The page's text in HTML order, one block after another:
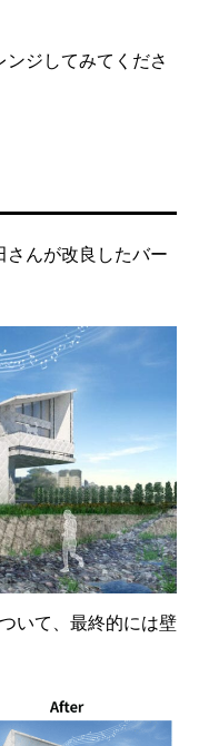
ジしてみてくださ
さんが改良したバー
いて、最終的には壁